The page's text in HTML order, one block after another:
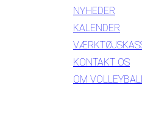
NYHEDER
KALENDER
KONTAKT OS
OM